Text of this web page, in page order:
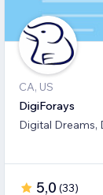
CA, US
DigiForays
Digital Dreams,
5,0 (33)